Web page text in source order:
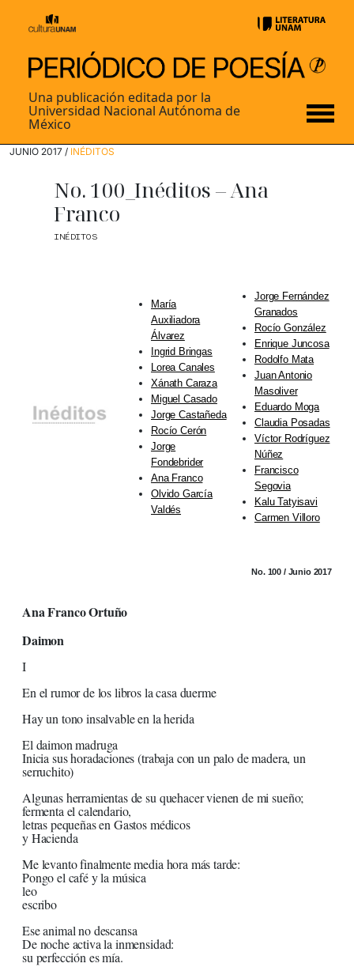
Una publicación editada por la
Universidad Nacional Autónoma de
México
JUNIO 2017 / INÉDITOS
No. 100_Inéditos – Ana
Franco
INÉDITOS
María
Auxiliadora
Álvarez
Ingrid Bringas
Lorea Canales
Xánath Caraza
Miguel Casado
Jorge Castañeda
Rocío Cerón
Jorge
Fondebrider
Ana Franco
Olvido García
Valdés
Jorge Fernández
Granados
Rocío González
Enrique Juncosa
Rodolfo Mata
Juan Antonio
Masoliver
Eduardo Moga
Claudia Posadas
Víctor Rodríguez
Núñez
Francisco
Segovia
Kalu Tatyisavi
Carmen Villoro
No. 100 / Junio 2017
Ana Franco Ortuño
Daimon
I
En el rumor de los libros la casa duerme
Hay un tono insalvable en la herida
El daimon madruga
Inicia sus horadaciones (trabaja con un palo de madera, un
serruchito)
Algunas herramientas de su quehacer vienen de mi sueño;
fermenta el calendario,
letras pequeñas en Gastos médicos
y Hacienda
Me levanto finalmente media hora más tarde:
Pongo el café y la música
leo
escribo
Ese animal no descansa
De noche activa la inmensidad:
su perfección es mía.